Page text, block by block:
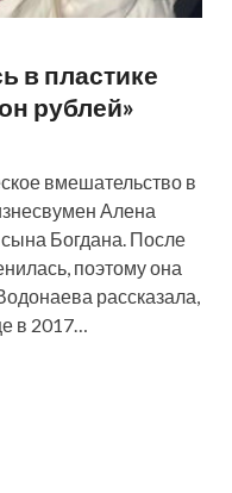
в пластике
рублей»
вмешательство в
Алена
Богдана. После
поэтому она
рассказала,
в 2017…